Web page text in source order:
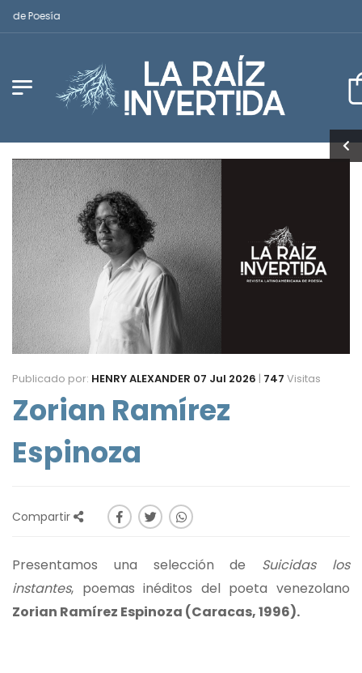
Poesía
Publicado por: HENRY ALEXANDER 07 Jul 2026 | 747 Visitas
Zorian Ramírez
Espinoza
Compartir
Presentamos una selección de Suicidas los
instantes, poemas inéditos del poeta venezolano
Zorian Ramírez Espinoza (Caracas, 1996).